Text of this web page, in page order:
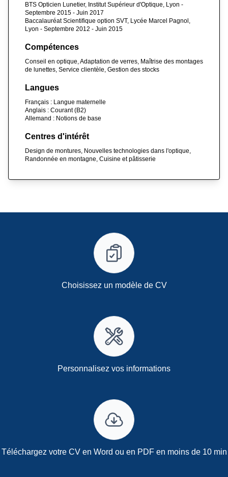
BTS Opticien Lunetier, Institut Supérieur d'Optique, Lyon -
Septembre 2015 - Juin 2017
Baccalauréat Scientifique option SVT, Lycée Marcel Pagnol,
Lyon - Septembre 2012 - Juin 2015
Compétences
Conseil en optique, Adaptation de verres, Maîtrise des montages
de lunettes, Service clientèle, Gestion des stocks
Langues
Français : Langue maternelle
Anglais : Courant (B2)
Allemand : Notions de base
Centres d'intérêt
Design de montures, Nouvelles technologies dans l'optique,
Randonnée en montagne, Cuisine et pâtisserie
Choisissez un modèle de CV
Personnalisez vos informations
Téléchargez votre CV en Word ou en PDF en moins de 10 min